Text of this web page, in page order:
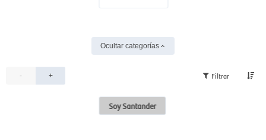
Ocultar categorías
- +
Soy Santander